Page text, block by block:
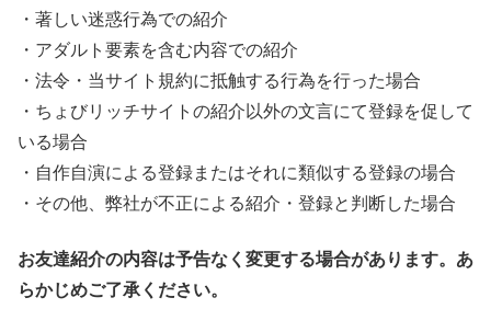
・著しい迷惑行為での紹介
・アダルト要素を含む内容での紹介
・法令・当サイト規約に抵触する行為を行った場合
・ちょびリッチサイトの紹介以外の文言にて登録を促して
いる場合
・自作自演による登録またはそれに類似する登録の場合
・その他、弊社が不正による紹介・登録と判断した場合
お友達紹介の内容は予告なく変更する場合があります。あ
らかじめご了承ください。